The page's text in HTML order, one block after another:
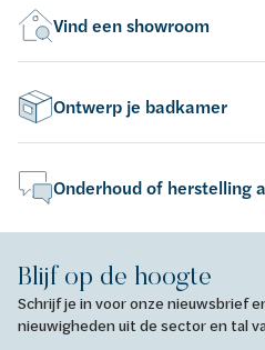
Vind een showroom
Ontwerp je badkamer
Onderhoud of herstelling
Blijf op de hoogte
Schrijf je in voor onze nieuwsbrief
nieuwigheden uit de sector en tal